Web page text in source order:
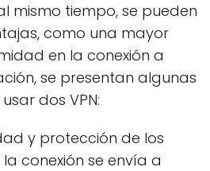
mismo tiempo, se pueden
como una mayor
en la conexión a
se presentan algunas
dos VPN:
y protección de los
conexión se envía a